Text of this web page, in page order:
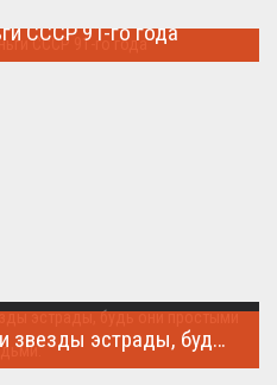
СССР 91-го года
Как выглядели бы наши звезды эстрады, будь они простыми людьми.